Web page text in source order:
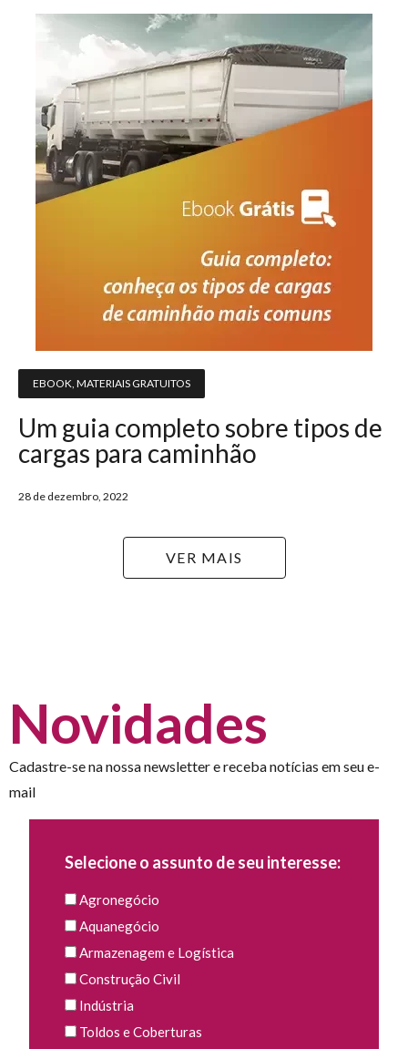
EBOOK MATERIAIS GRATUITOS
Um guia completo sobre tipos de
cargas para caminhão
28 de dezembro, 2022
VER MAIS
Novidades
Cadastre-se na nossa newsletter e receba notícias em seu e-
mail
Selecione o assunto de seu interesse:
Agronegócio
Aquanegócio
Armazenagem e Logística
Construção Civil
Indústria
Toldos e Coberturas